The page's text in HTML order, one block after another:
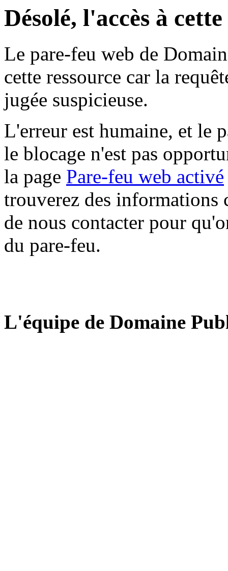
Désolé, l'accès à
Le pare-feu web de
cette ressource car la
jugée suspicieuse.
L'erreur est humaine, et le
le blocage n'est pas
la page Pare-feu web activé
trouverez des informations
de nous contacter pour
du pare-feu.
L'équipe de Domaine